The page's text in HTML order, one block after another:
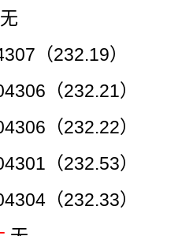
无
（232.19）
（232.21）
（232.22）
（232.53）
（232.33）